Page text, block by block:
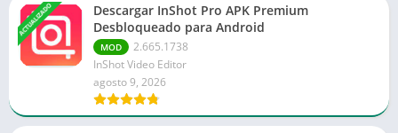
ACTUALIZADO
Descargar InShot Pro APK Premium
Desbloqueado para Android
MOD
2.665.1738
InShot Video Editor
agosto 9, 2026